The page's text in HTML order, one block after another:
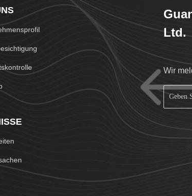
Ltd.
Wir